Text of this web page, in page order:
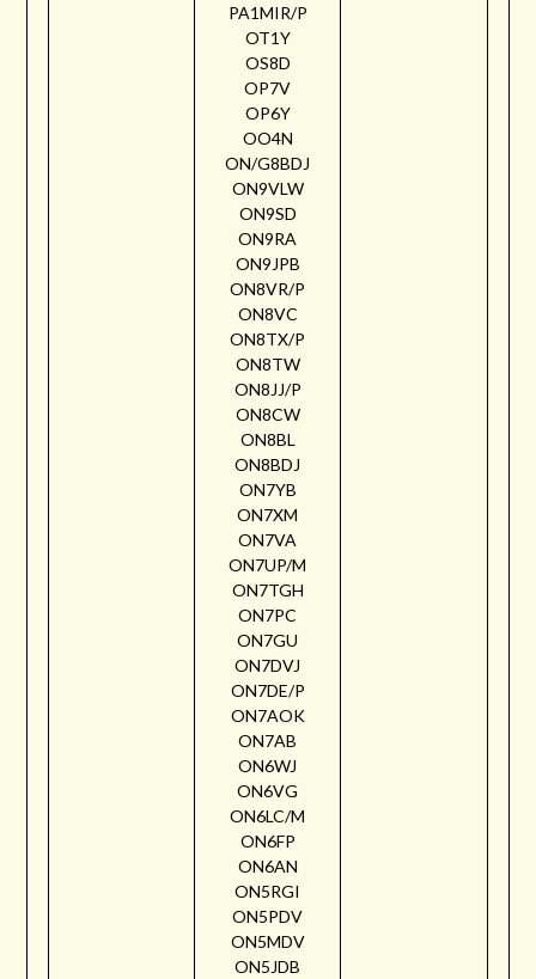
PA1MIR/P
OT1Y
OS8D
OP7V
OP6Y
OO4N
ON/G8BDJ
ON9VLW
ON9SD
ON9RA
ON9JPB
ON8VR/P
ON8VC
ON8TX/P
ON8TW
ON8JJ/P
ON8CW
ON8BL
ON8BDJ
ON7YB
ON7XM
ON7VA
ON7UP/M
ON7TGH
ON7PC
ON7GU
ON7DVJ
ON7DE/P
ON7AOK
ON7AB
ON6WJ
ON6VG
ON6LC/M
ON6FP
ON6AN
ON5RGI
ON5PDV
ON5MDV
ON5JDB